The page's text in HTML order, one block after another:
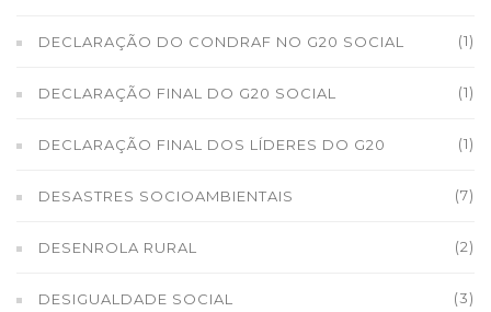
DECLARAÇÃO DO CONDRAF NO G20 SOCIAL (1)
DECLARAÇÃO FINAL DO G20 SOCIAL (1)
DECLARAÇÃO FINAL DOS LÍDERES DO G20 (1)
DESASTRES SOCIOAMBIENTAIS (7)
DESENROLA RURAL (2)
DESIGUALDADE SOCIAL (3)